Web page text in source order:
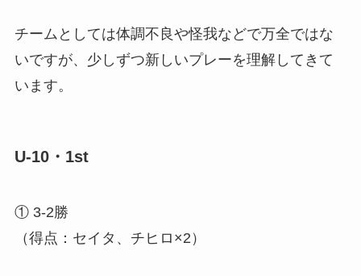
チームとしては体調不良や怪我などで万全ではな
いですが、少しずつ新しいプレーを理解してきて
います。
U-10・1st
① 3-2勝
（得点：セイタ、チヒロ×2）